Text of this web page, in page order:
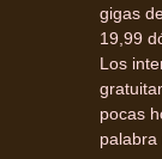
gigas
19,99
Los
pocas
palabra